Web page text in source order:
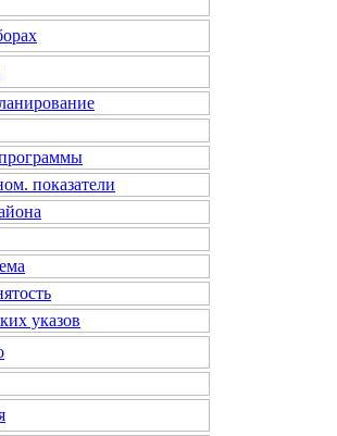
показатели
указов